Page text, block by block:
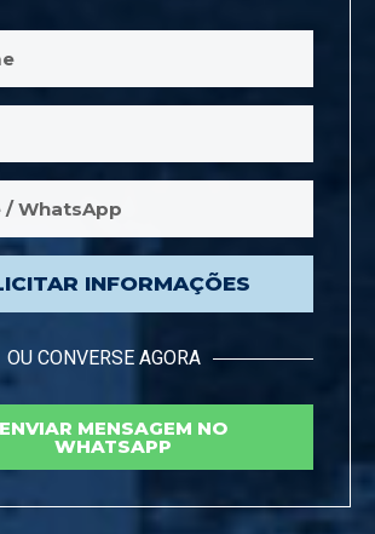
INFORMAÇÕES
OU CONVERSE AGORA
ENVIAR MENSAGEM NO
WHATSAPP